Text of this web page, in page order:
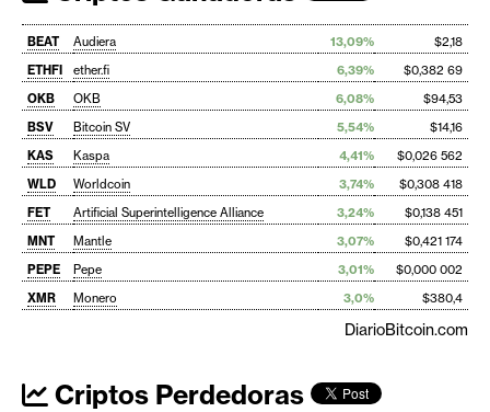
BEAT Audiera 13,09%
$2,18
ETHFI
ether.fi 6,39%
$0,382 69
OKB
OKB 6,08%
$94,53
BSV
Bitcoin SV 5,54%
$14,16
KAS
Kaspa 4,41%
$0,026 562
WLD
Worldcoin 3,74%
$0,308 418
FET
Artificial Superintelligence Alliance 3,24%
$0,138 451
MNT
Mantle 3,07%
$0,421 174
PEPE
Pepe 3,01%
$0,000 002
XMR
Monero 3,0% $380,4
DiarioBitcoin.com
Criptos Perdedoras